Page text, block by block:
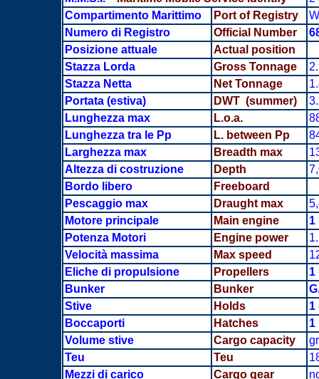
Compartimento Marittimo
Port of Registry
Numero di Registro
Official Number
Posizione attuale
Actual position
Stazza Lorda
Gross Tonnage
Stazza Netta
Net Tonnage
Portata(estiva) DWT (summer)
Lunghezza max
L.o.a.
Lunghezza tra le Pp
L. between Pp
Larghezza max
Breadth max
Altezza di costruzione
Depth
Bordo libero
Freeboard
Pescaggio max
Draught max
Motore principale
Main engine 1
Potenza Motori
Engine power
Velocità massima
Max speed
Eliche di propulsione
Propellers 1
Bunker
Bunker
Stive
Holds
1
Boccaporti
Hatches
1
Volume stive
Cargo capacity
Teu
Teu
Mezzi di carico
Cargo gear